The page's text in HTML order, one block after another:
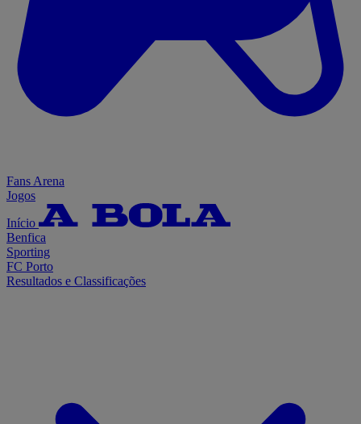
Fans Arena
Jogos
Início
Benfica
Sporting
FC Porto
Resultados e Classificações